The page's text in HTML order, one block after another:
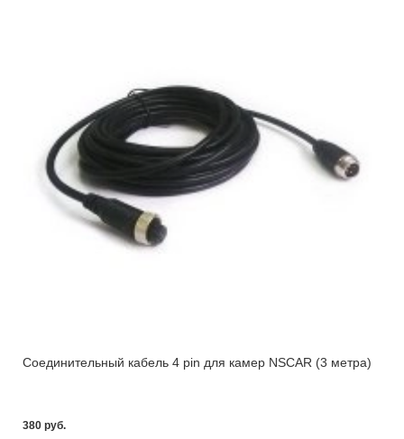
Соединительный кабель 4 pin для камер NSCAR (3 метра)
380 pуб.